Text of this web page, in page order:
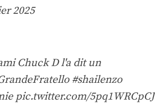
2025
Chuck D l'a dit un
#shailenzo
pic.twitter.com/5pq1WRCpCJ